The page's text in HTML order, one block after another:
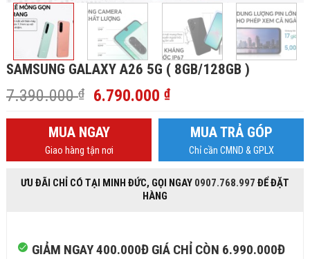
SAMSUNG GALAXY A26 5G ( 8GB/128GB )
7.390.000₫
Giá
là:
7.390.000 ₫.
6.790.000₫Giá
6.790.000 ₫.
MUA NGAY
Giao hàng tận nơi
MUA TRẢ GÓP
Chỉ cần CMND & GPLX
ƯU ĐÃI CHỈ CÓ TẠI MINH ĐỨC, GỌI NGAY 0907.768.997 ĐỂ ĐẶT
HÀNG
GIẢM NGAY 400.000Đ GIÁ CHỈ CÒN 6.990.000Đ